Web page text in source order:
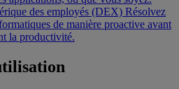
des employés (DEX) Résolvez
de manière proactive avant
la productivité.